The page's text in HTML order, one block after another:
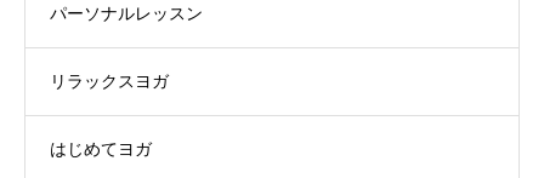
パーソナルレッスン
リラックスヨガ
はじめてヨガ